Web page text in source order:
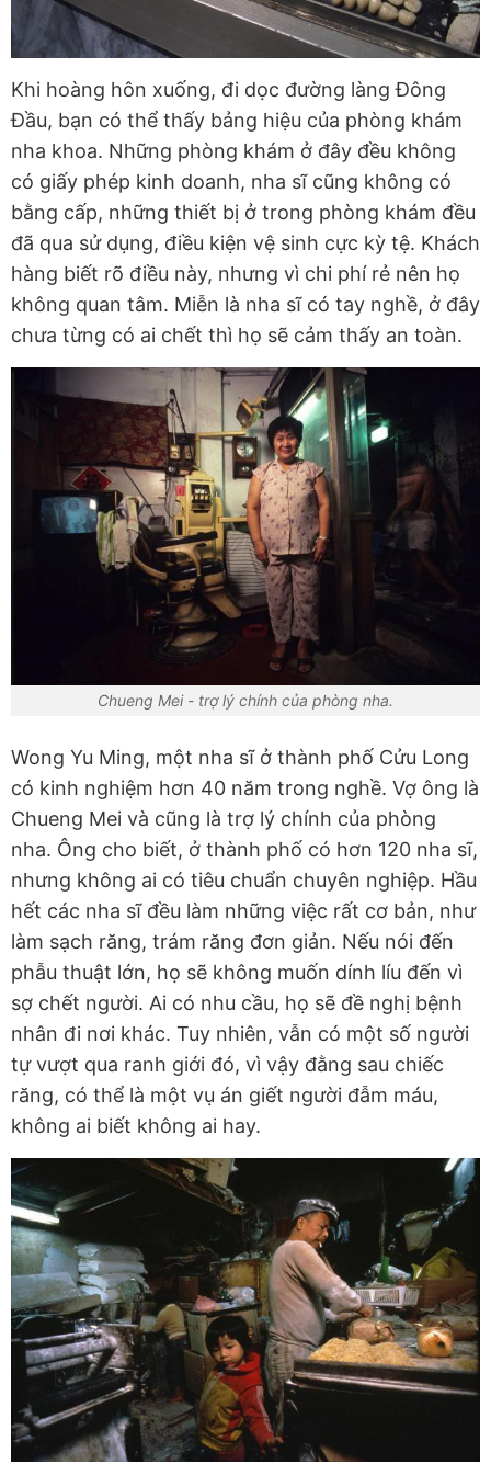
Khi hoàng hôn xuống, đi dọc đường làng Đông
Đầu, bạn có thể thấy bảng hiệu của phòng khám
nha khoa. Những phòng khám ở đây đều không
có giấy phép kinh doanh, nha sĩ cũng không có
bằng cấp, những thiết bị ở trong phòng khám đều
đã qua sử dụng, điều kiện vệ sinh cực kỳ tệ. Khách
hàng biết rõ điều này, nhưng vì chi phí rẻ nên họ
không quan tâm. Miễn là nha sĩ có tay nghề, ở đây
chưa từng có ai chết thì họ sẽ cảm thấy an toàn.
Chueng Mei - trợ lý chính của phòng nha.
Wong Yu Ming, một nha sĩ ở thành phố Cửu Long
có kinh nghiệm hơn 40 năm trong nghề. Vợ ông là
Chueng Mei và cũng là trợ lý chính của phòng
nha. Ông cho biết, ở thành phố có hơn 120 nha sĩ,
nhưng không ai có tiêu chuẩn chuyên nghiệp. Hầu
hết các nha sĩ đều làm những việc rất cơ bản, như
làm sạch răng, trám răng đơn giản. Nếu nói đến
phẫu thuật lớn, họ sẽ không muốn dính líu đến vì
sợ chết người. Ai có nhu cầu, họ sẽ đề nghị bệnh
nhân đi nơi khác. Tuy nhiên, vẫn có một số người
tự vượt qua ranh giới đó, vì vậy đằng sau chiếc
răng, có thể là một vụ án giết người đẫm máu,
không ai biết không ai hay.